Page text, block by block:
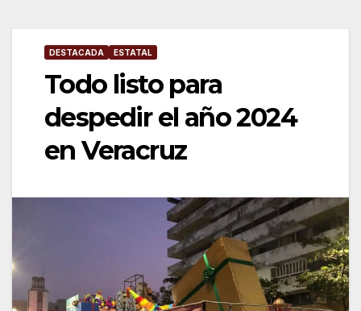
DESTACADA ESTATAL
Todo listo para
despedir el año 2024
en Veracruz